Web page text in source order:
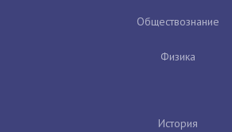
Обществознание
Физика
История